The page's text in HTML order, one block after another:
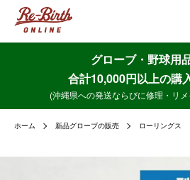
グローブ・野球用
合計10,000円以上の購
(沖縄県への発送ならびに修理・リ
ホーム 新品グローブの販売 ローリングス